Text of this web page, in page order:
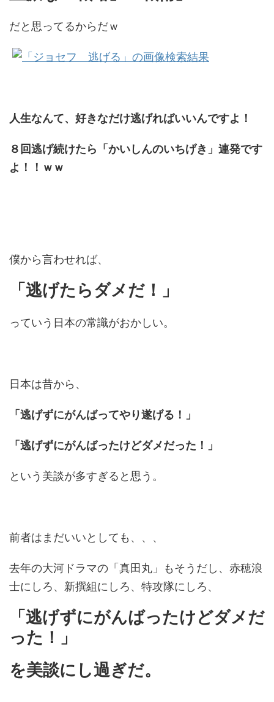
だと思ってるからだｗ
人生なんて、好きなだけ逃げればいいんですよ！
８回逃げ続けたら「かいしんのいちげき」連発です
よ！！ｗｗ
僕から言わせれば、
「逃げたらダメだ！」
っていう日本の常識がおかしい。
日本は昔から、
「逃げずにがんばってやり遂げる！」
「逃げずにがんばったけどダメだった！」
という美談が多すぎると思う。
前者はまだいいとしても、、、
去年の大河ドラマの「真田丸」もそうだし、赤穂浪
士にしろ、新撰組にしろ、特攻隊にしろ、
「逃げずにがんばったけどダメだ
った！」
を美談にし過ぎだ。